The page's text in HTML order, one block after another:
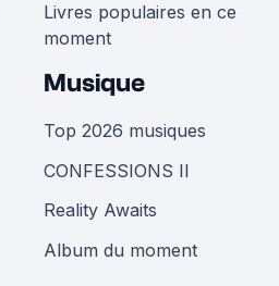
Livres populaires en ce
moment
Musique
Top 2026 musiques
CONFESSIONS II
Reality Awaits
Album du moment